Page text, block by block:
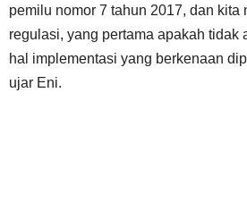
pemilu nomor 7 tahun 2017, dan kita
regulasi, yang pertama apakah tidak
hal implementasi yang berkenaan
ujar Eni.